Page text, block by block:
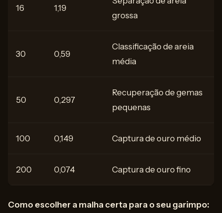
16 1,19
grossa
30 0,59
Classificação de areia
média
50 0,297
Recuperação de gemas
pequenas
100 0,149 Captura de ouro médio
200 0,074 Captura de ouro fino
Como escolher a malha certa para o seu garimpo: